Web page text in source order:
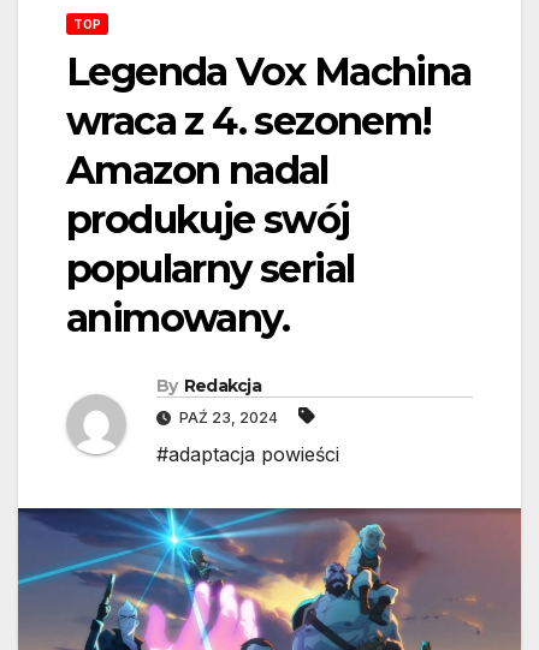
TOP
Legenda Vox Machina
wraca z 4. sezonem!
Amazon nadal
produkuje swój
popularny serial
animowany.
By Redakcja
PAŹ 23, 2024
#adaptacja powieści